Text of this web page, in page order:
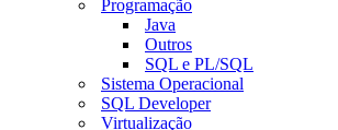
Programação
Java
Outros
SQL e PL/SQL
Sistema Operacional
SQL Developer
Virtualização